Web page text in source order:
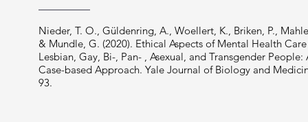
Nieder, T. O., Güldenring, A., Woellert, K., Briken, P.,
& Mundle, G. (2020). Ethical Aspects of Mental Health
Lesbian, Gay, Bi-, Pan- , Asexual, and Transgender People:
Case-based Approach. Yale Journal of Biology and
93.